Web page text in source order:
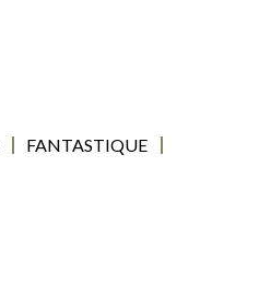
FANTASTIQUE